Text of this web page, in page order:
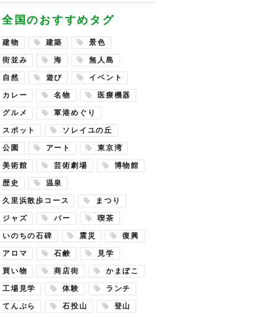
全国のおすすめタグ
建物 建築 景色
街並み 海 無人島
自然 遊び イベント
カレー 名物 医療機器
グルメ 軍港めぐり
スポット ソレイユの丘
公園 アート 東京湾
美術館 芸術劇場 博物館
歴史 温泉
久里浜散歩コース まつり
ジャズ バー 喫茶
いのちの石碑 震災 復興
アロマ 石鹸 見学
買い物 商店街 かまぼこ
工場見学 体験 ランチ
てんぷら 石投山 登山